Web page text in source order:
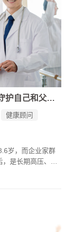
专属健康管家服务机构：企业家如何守护自己和父母的健康？
健康顾问
岁，而企业家群
是长期高压、作
年，由慢性疾病
力下滑，一面是
健康？这是国康